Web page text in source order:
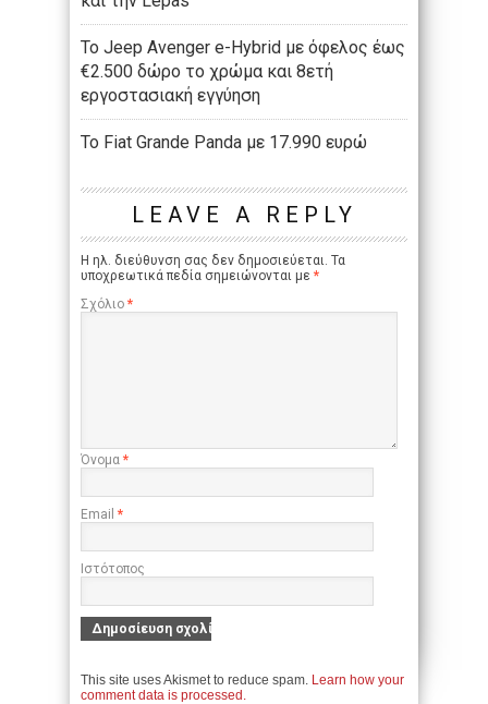
Το Jeep Avenger e-Hybrid με όφελος έως
€2.500 δώρο το χρώμα και 8ετή
εργοστασιακή εγγύηση
Το Fiat Grande Panda με 17.990 ευρώ
LEAVE A REPLY
Η ηλ. διεύθυνση σας δεν δημοσιεύεται. Τα
υποχρεωτικά πεδία σημειώνονται με *
Σχόλιο *
Όνομα *
Email *
Ιστότοπος
This site uses Akismet to reduce spam. Learn how your
comment data is processed.